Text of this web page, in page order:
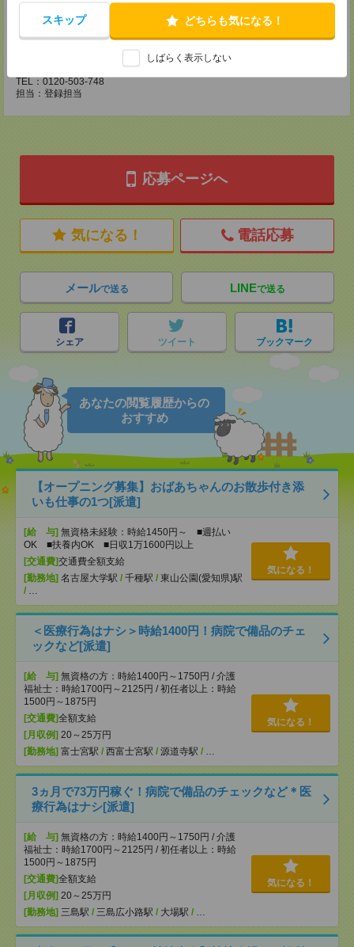
スキップ どちらも気になる！
しばらく表示しない
愛知県名古屋市中区栄 2-3-1 名古屋広小路ビルヂング 5F
TEL：0120-853-764
保育サービス支店（静岡）
静岡県静岡市駿河区南町１８－１ サウスポット静岡 14F
TEL：0120-503-748
担当：登録担当
応募ページへ
気になる！ 電話応募
メールで送る LINEで送る
シェア ツイート ブックマーク
あなたの閲覧履歴からの
おすすめ
【オープニング募集】おばあちゃんのお散歩付き添
いも仕事の1つ[派遣]
[給 与] 無資格未経験：時給1450円～ ■週払い
OK ■扶養内OK ■日収1万1600円以上
[交通費]交通費全額支給
[勤務地] 名古屋大学駅 / 千種駅 / 東山公園(愛知県)駅
/ …
気になる！
＜医療行為はナシ＞時給1400円！病院で備品のチェ
ックなど[派遣]
[給 与] 無資格の方：時給1400円～1750円 / 介護
福祉士：時給1700円～2125円 / 初任者以上：時給
1500円～1875円
[交通費]全額支給
[月収例] 20～25万円
[勤務地] 富士宮駅 / 西富士宮駅 / 源道寺駅 / …
気になる！
3ヵ月で73万円稼ぐ！病院で備品のチェックなど＊医
療行為はナシ[派遣]
[給 与] 無資格の方：時給1400円～1750円 / 介護
福祉士：時給1700円～2125円 / 初任者以上：時給
1500円～1875円
[交通費]全額支給
[月収例] 20～25万円
[勤務地] 三島駅 / 三島広小路駅 / 大場駅 / …
気になる！